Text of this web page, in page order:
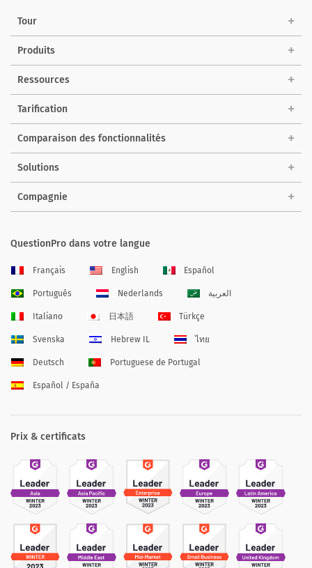
Tour
Produits
Ressources
Tarification
Comparaison des fonctionnalités
Solutions
Compagnie
QuestionPro dans votre langue
Français English Español
Português Nederlands العربية
Italiano 日本語 Türkçe
Svenska Hebrew IL ไทย
Deutsch Portuguese de Portugal
Español / España
Prix & certificats